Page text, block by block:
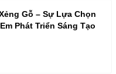
Gỗ – Sự Lựa Chọn
Phát Triển Sáng Tạo